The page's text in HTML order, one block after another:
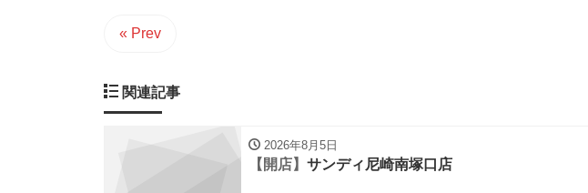
« Prev
関連記事
2026年8月5日
【開店】 サンディ尼崎南塚口店